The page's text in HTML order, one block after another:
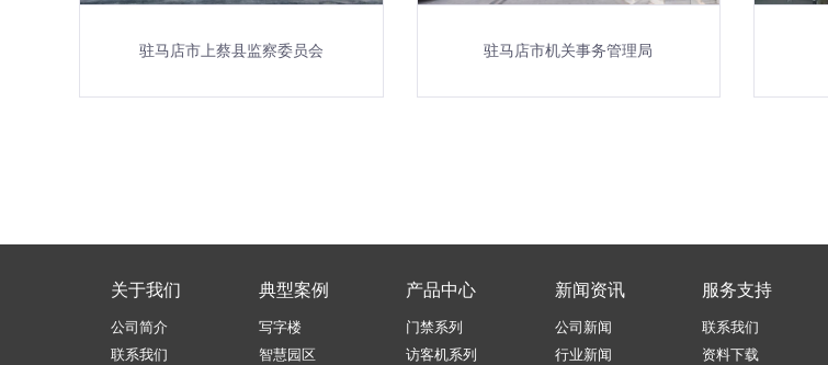
驻马店市上蔡县监察委员会 驻马店市机关事务管理局
关于我们
公司简介
联系我们
典型案例
写字楼
智慧园区
产品中心
门禁系列
访客机系列
新闻资讯
公司新闻
行业新闻
服务支持
联系我们
资料下载